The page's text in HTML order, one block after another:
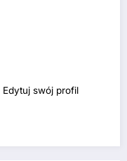
Edytuj swój profil